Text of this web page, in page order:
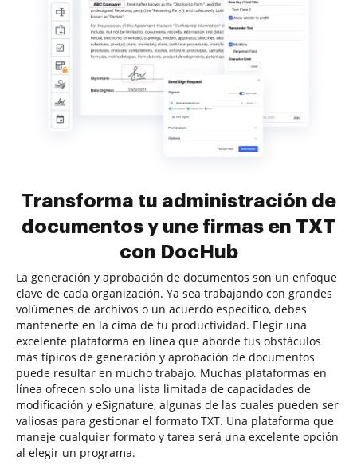
Transforma tu administración de
documentos y une firmas en TXT
con DocHub
La generación y aprobación de documentos son un enfoque
clave de cada organización. Ya sea trabajando con grandes
volúmenes de archivos o un acuerdo específico, debes
mantenerte en la cima de tu productividad. Elegir una
excelente plataforma en línea que aborde tus obstáculos
más típicos de generación y aprobación de documentos
puede resultar en mucho trabajo. Muchas plataformas en
línea ofrecen solo una lista limitada de capacidades de
modificación y eSignature, algunas de las cuales pueden ser
valiosas para gestionar el formato TXT. Una plataforma que
maneje cualquier formato y tarea será una excelente opción
al elegir un programa.